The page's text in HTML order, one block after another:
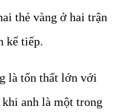
thẻ vàng ở hai trận
kế tiếp.
là tổn thất lớn với
anh là một trong